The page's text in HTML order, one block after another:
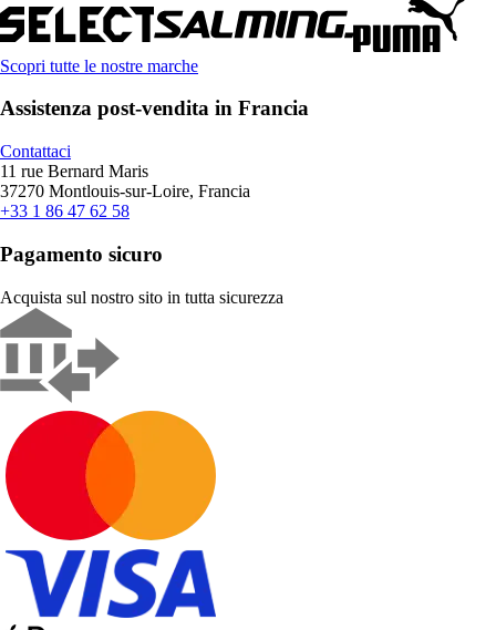
Scopri tutte le nostre marche
Assistenza post-vendita in Francia
Contattaci
11 rue Bernard Maris
37270 Montlouis-sur-Loire, Francia
+33 1 86 47 62 58
Pagamento sicuro
Acquista sul nostro sito in tutta sicurezza